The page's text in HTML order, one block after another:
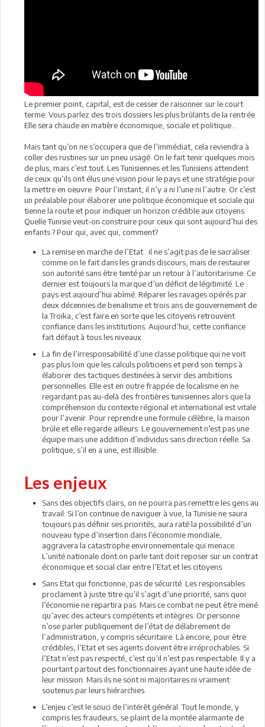
Le premier point, capital, est de cesser de raisonner sur le court
terme. Vous parlez des trois dossiers les plus brûlants de la rentrée.
Elle sera chaude en matière économique, sociale et politique...
Mais tant qu’on ne s’occupera que de l’immédiat, cela reviendra à
coller des rustines sur un pneu usagé. On le fait tenir quelques mois
de plus, mais c’est tout. Les Tunisiennes et les Tunisiens attendent
de ceux qu’ils ont élus une vision pour le pays et une stratégie pour
la mettre en oeuvre. Pour l’instant, il n’y a ni l’une ni l’autre. Or c’est
un préalable pour élaborer une politique économique et sociale qui
tienne la route et pour indiquer un horizon crédible aux citoyens.
Quelle Tunisie veut-on construire pour ceux qui sont aujourd’hui des
enfants ? Pour qui, avec qui, comment?
La remise en marche de l’Etat : il ne s’agit pas de le sacraliser
comme on le fait dans les grands discours, mais de restaurer
son autorité sans être tenté par un retour à l’autoritarisme. Ce
dernier est toujours la marque d’un déficit de légitimité. Le
pays est aujourd’hui abîmé. Réparer les ravages opérés par
deux décennies de benalisme et trois ans de gouvernement de
la Troïka, c’est faire en sorte que les citoyens retrouvent
confiance dans les institutions. Aujourd’hui, cette confiance
fait défaut à tous les niveaux.
La fin de l’irresponsabilité d’une classe politique qui ne voit
pas plus loin que les calculs politiciens et perd son temps à
élaborer des tactiques destinées à servir des ambitions
personnelles. Elle est en outre frappée de localisme en ne
regardant pas au-delà des frontières tunisiennes alors que la
compréhension du contexte régional et international est vitale
pour l’avenir. Pour reprendre une formule célèbre, la maison
brûle et elle regarde ailleurs. Le gouvernement n’est pas une
équipe mais une addition d’individus sans direction réelle. Sa
politique, s’il en a une, est illisible.
Les enjeux
Sans des objectifs clairs, on ne pourra pas remettre les gens au
travail. Si l’on continue de naviguer à vue, la Tunisie ne saura
toujours pas définir ses priorités, aura raté la possibilité d’un
nouveau type d’insertion dans l’économie mondiale,
aggravera la catastrophe environnementale qui menace.
L’unité nationale dont on parle tant doit reposer sur un contrat
économique et social clair entre l’Etat et les citoyens.
Sans Etat qui fonctionne, pas de sécurité. Les responsables
proclament à juste titre qu’il s’agit d’une priorité, sans quoi
l’économie ne repartira pas. Mais ce combat ne peut être mené
qu’avec des acteurs compétents et intègres. Or personne
n’ose parler publiquement de l’état de délabrement de
l’administration, y compris sécuritaire. Là encore, pour être
crédibles, l’Etat et ses agents doivent être irréprochables. Si
l’Etat n’est pas respecté, c’est qu’il n’est pas respectable. Il y a
pourtant partout des fonctionnaires ayant une haute idée de
leur mission. Mais ils ne sont ni majoritaires ni vraiment
soutenus par leurs hiérarchies.
L’enjeu c’est le souci de l’intérêt général. Tout le monde, y
compris les fraudeurs, se plaint de la montée alarmante de